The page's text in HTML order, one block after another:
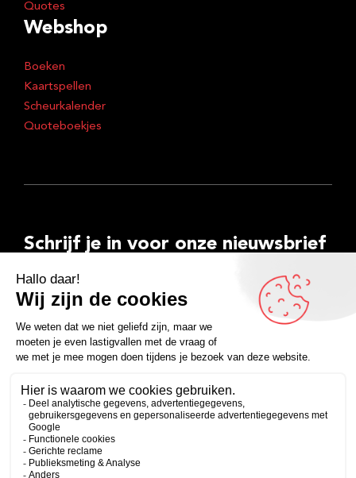
Quotes
Webshop
Boeken
Kaartspellen
Scheurkalender
Quoteboekjes
Schrijf je in voor onze nieuwsbrief
E-
mailadres
Inschrijven
FacebookInstagramLinkedInYouTubeSpotify